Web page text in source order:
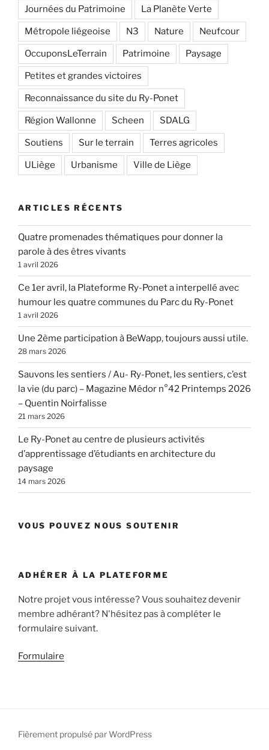
Journées du Patrimoine La Planète Verte
Métropole liégeoise N3 Nature Neufcour
OccuponsLeTerrain Patrimoine Paysage
Petites et grandes victoires
Reconnaissance du site du Ry-Ponet
Région Wallonne Scheen SDALG
Soutiens Sur le terrain Terres agricoles
ULiège Urbanisme Ville de Liège
ARTICLES RÉCENTS
Quatre promenades thématiques pour donner la
parole à des êtres vivants
1 avril 2026
Ce 1er avril, la Plateforme Ry-Ponet a interpellé avec
humour les quatre communes du Parc du Ry-Ponet
1 avril 2026
Une 2ème participation à BeWapp, toujours aussi utile.
28 mars 2026
Sauvons les sentiers / Au- Ry-Ponet, les sentiers, c’est
la vie (du parc) – Magazine Médor n°42 Printemps 2026
– Quentin Noirfalisse
21 mars 2026
Le Ry-Ponet au centre de plusieurs activités
d’apprentissage d’étudiants en architecture du
paysage
14 mars 2026
VOUS POUVEZ NOUS SOUTENIR
ADHÉRER À LA PLATEFORME
Notre projet vous intéresse? Vous souhaitez devenir
membre adhérant? N'hésitez pas à compléter le
formulaire suivant.
Formulaire
Fièrement propulsé par WordPress